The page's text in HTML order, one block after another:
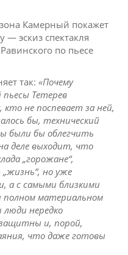
Камерный покажет
— эскиз спектакля
по пьесе
так: «Почему
Тетерев
не поспевает за ней,
бы, технический
были бы облегчить
деле выходит, что
„горожане“,
но уже
а с самыми близкими
полном материальном
нередко
и, порой,
что даже готовы